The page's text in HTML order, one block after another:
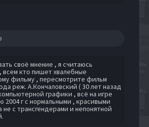
своё мнение , я считаюсь
всем кто пишет хвалебные
фильму , пересмотрите фильм
реж. А.Кончаловский ( 30 лет назад
графики , всё на игре
2004 г с нормальными , красивыми
не с трансгендерами и непонятной